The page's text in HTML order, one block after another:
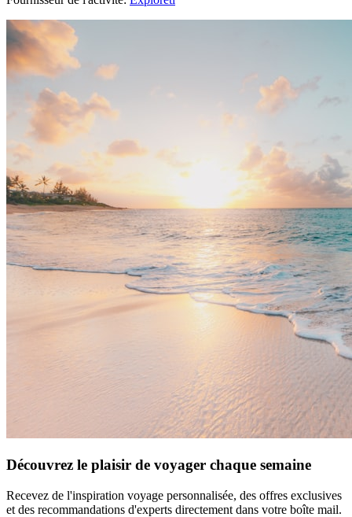
Découvrez le plaisir de voyager chaque semaine
Recevez de l'inspiration voyage personnalisée, des offres exclusives
et des recommandations d'experts directement dans votre boîte mail.